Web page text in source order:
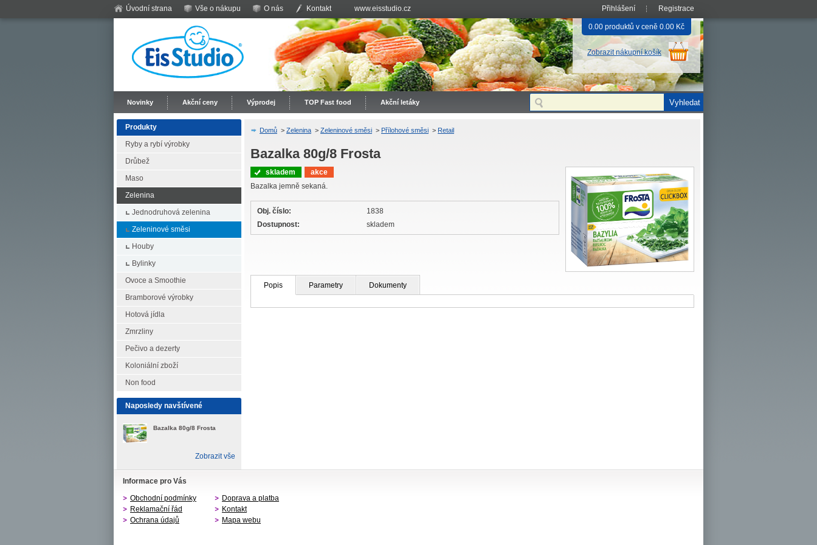
Úvodní strana Vše o nákupu O nás Kontakt www.eisstudio.cz Přihlášení Registrace
0.00 produktů v ceně 0.00 Kč
Zobrazit nákupní košík
Novinky Akční ceny Výprodej TOP Fast food Akční letáky
Produkty
Ryby a rybí výrobky
Drůbež
Maso
Zelenina
Jednodruhová zelenina
Zeleninové směsi
Houby
Bylinky
Ovoce a Smoothie
Bramborové výrobky
Hotová jídla
Zmrzliny
Pečivo a dezerty
Koloniální zboží
Non food
Naposledy navštívené
Bazalka 80g/8 Frosta
Zobrazit vše
Domů > Zelenina > Zeleninové směsi > Přílohové směsi > Retail
Bazalka 80g/8 Frosta
skladem
akce
Bazalka jemně sekaná.
Obj. číslo:
1838
Dostupnost:
skladem
Popis Parametry Dokumenty
Informace pro Vás
Obchodní podmínky
Reklamační řád
Ochrana údajů
Doprava a platba
Kontakt
Mapa webu